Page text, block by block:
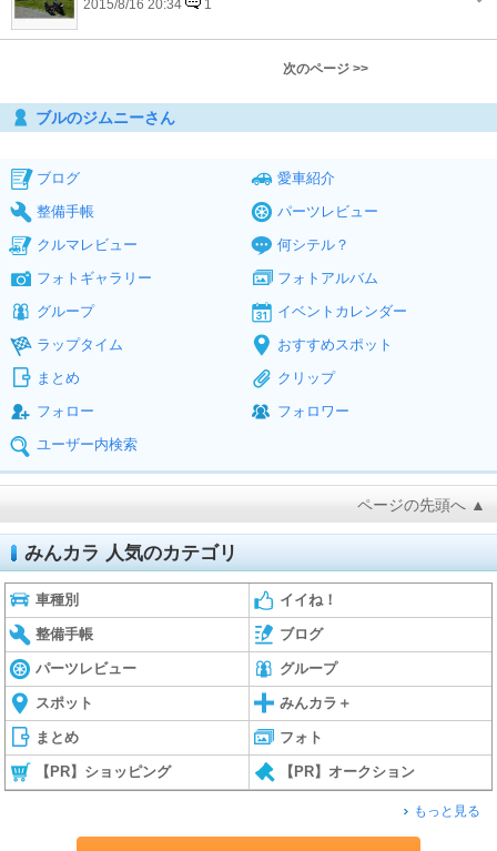
2015/8/16 20:34 1
次のページ >>
ブルのジムニーさん
ブログ
愛車紹介
整備手帳
パーツレビュー
クルマレビュー
何シテル？
フォトギャラリー
フォトアルバム
グループ
イベントカレンダー
ラップタイム
おすすめスポット
まとめ
クリップ
フォロー
フォロワー
ユーザー内検索
ページの先頭へ ▲
みんカラ 人気のカテゴリ
車種別 イイね！
整備手帳 ブログ
パーツレビュー グループ
スポット みんカラ＋
まとめ フォト
【PR】ショッピング 【PR】オークション
もっと見る